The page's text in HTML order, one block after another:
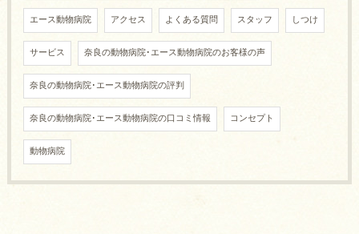
エース動物病院 アクセス よくある質問 スタッフ しつけ
サービス 奈良の動物病院･エース動物病院のお客様の声
奈良の動物病院･エース動物病院の評判
奈良の動物病院･エース動物病院の口コミ情報 コンセプト
動物病院